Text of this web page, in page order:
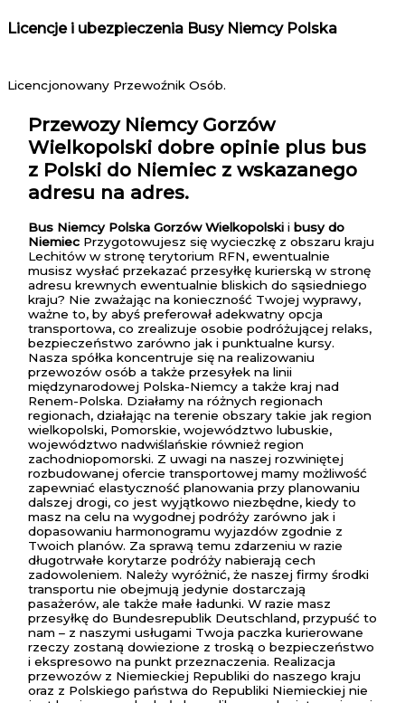
Licencje i ubezpieczenia Busy Niemcy Polska
Licencjonowany Przewoźnik Osób.
Przewozy Niemcy Gorzów
Wielkopolski dobre opinie plus bus
z Polski do Niemiec z wskazanego
adresu na adres.
Bus Niemcy Polska Gorzów Wielkopolski i busy do
Niemiec Przygotowujesz się wycieczkę z obszaru kraju
Lechitów w stronę terytorium RFN, ewentualnie
musisz wysłać przekazać przesyłkę kurierską w stronę
adresu krewnych ewentualnie bliskich do sąsiedniego
kraju? Nie zważając na konieczność Twojej wyprawy,
ważne to, by abyś preferował adekwatny opcja
transportowa, co zrealizuje osobie podróżującej relaks,
bezpieczeństwo zarówno jak i punktualne kursy.
Nasza spółka koncentruje się na realizowaniu
przewozów osób a także przesyłek na linii
międzynarodowej Polska-Niemcy a także kraj nad
Renem-Polska. Działamy na różnych regionach
regionach, działając na terenie obszary takie jak region
wielkopolski, Pomorskie, województwo lubuskie,
województwo nadwiślańskie również region
zachodniopomorski. Z uwagi na naszej rozwiniętej
rozbudowanej ofercie transportowej mamy możliwość
zapewniać elastyczność planowania przy planowaniu
dalszej drogi, co jest wyjątkowo niezbędne, kiedy to
masz na celu na wygodnej podróży zarówno jak i
dopasowaniu harmonogramu wyjazdów zgodnie z
Twoich planów. Za sprawą temu zdarzeniu w razie
długotrwałe korytarze podróży nabierają cech
zadowoleniem. Należy wyróżnić, że naszej firmy środki
transportu nie obejmują jedynie dostarczają
pasażerów, ale także małe ładunki. W razie masz
przesyłkę do Bundesrepublik Deutschland, przypuść to
nam – z naszymi usługami Twoja paczka kurierowane
rzeczy zostaną dowiezione z troską o bezpieczeństwo
i ekspresowo na punkt przeznaczenia. Realizacja
przewozów z Niemieckiej Republiki do naszego kraju
oraz z Polskiego państwa do Republiki Niemieckiej nie